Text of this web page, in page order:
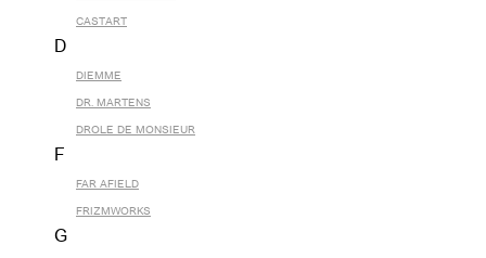
CASTART
D
DIEMME
DR. MARTENS
DROLE DE MONSIEUR
F
FAR AFIELD
FRIZMWORKS
G